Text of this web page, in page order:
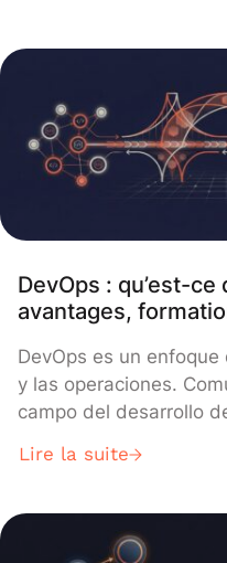
DevOps : qu’est-ce
avantages,
DevOps es un
y las operaciones.
campo del desarrollo
Learning. Descubre
historia, cursos, etc. En
desarrollo y las
Lire la suite